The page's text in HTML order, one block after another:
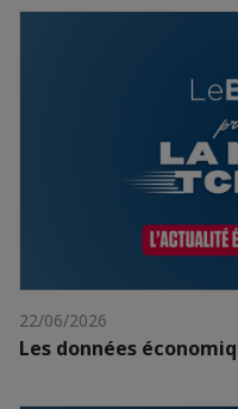
22/06/2026
Les données